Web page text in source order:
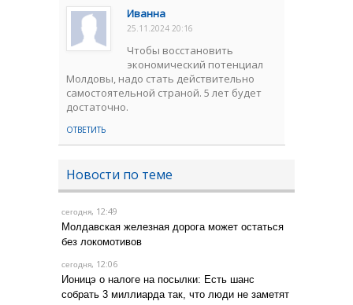
Иванна
25.11.2024 20:16
Чтобы восстановить
экономический потенциал
Молдовы, надо стать действительно
самостоятельной страной. 5 лет будет
достаточно.
ОТВЕТИТЬ
Новости по теме
сегодня, 12:49
Молдавская железная дорога может остаться
без локомотивов
сегодня, 12:06
Ионицэ о налоге на посылки: Есть шанс
собрать 3 миллиарда так, что люди не заметят